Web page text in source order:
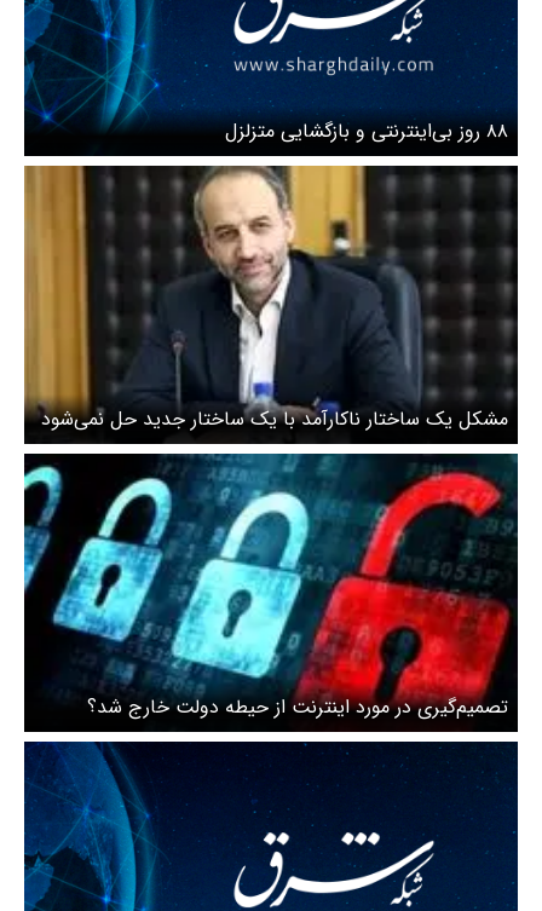
۸۸ روز بی‌اینترنتی و بازگشایی متزلزل
مشکل یک ساختار ناکارآمد با یک ساختار جدید حل نمی‌شود
تصمیم‌گیری در مورد اینترنت از حیطه دولت خارج شد؟